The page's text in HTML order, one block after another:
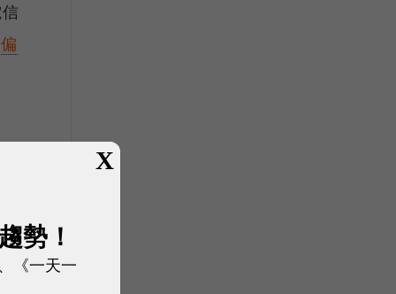
X
勢！
《一天一